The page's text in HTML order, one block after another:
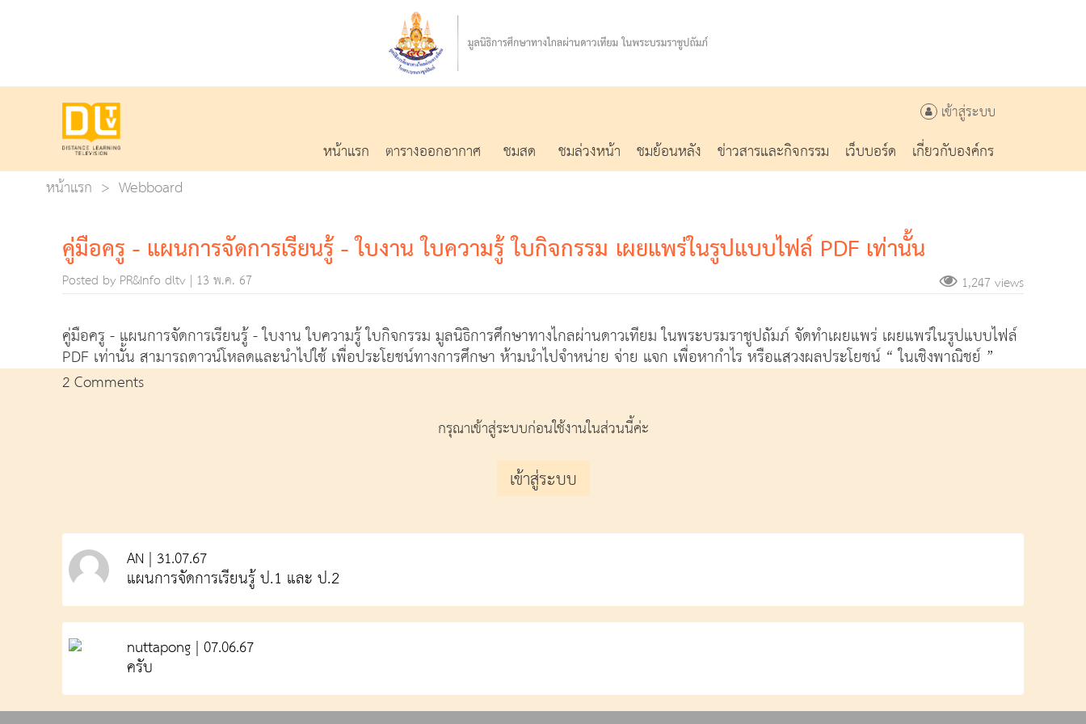
เข้าสู่ระบบ
หน้าแรก ตารางออกอากาศ ชมสด ชมล่วงหน้า ชมย้อนหลัง ข่าวสารและกิจกรรม เว็บบอร์ด
เกี่ยวกับองค์กร
หน้าแรก
Webboard
คู่มือครู - แผนการจัดการเรียนรู้ - ใบงาน ใบความรู้ ใบกิจกรรม เผยแพร่ในรูปแบบไฟล์ PDF เท่านั้น
Posted by PR&Info dltv | 13 พ.ค. 67 1,247 views
คู่มือครู - แผนการจัดการเรียนรู้ - ใบงาน ใบความรู้ ใบกิจกรรม มูลนิธิการศึกษาทางไกลผ่านดาวเทียม ในพระบรมราชูปถัมภ์ จัดทำเผยแพร่ เผยแพร่ในรูปแบบไฟล์
PDF เท่านั้น สามารถดาวน์โหลดและนำไปใช้ เพื่อประโยชน์ทางการศึกษา ห้ามนำไปจำหน่าย จ่าย แจก เพื่อหากำไร หรือแสวงผลประโยชน์ “ ในเชิงพาณิชย์ ”
2 Comments
กรุณาเข้าสู่ระบบก่อนใช้งานในส่วนนี้ค่ะ
เข้าสู่ระบบ
AN | 31.07.67
แผนการจัดการเรียนรู้ ป.1 และ ป.2
nuttapong | 07.06.67
ครับ